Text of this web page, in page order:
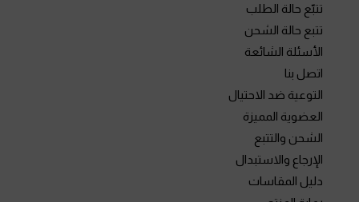
تتبّع حالة الطلب
تتبع حالة الشحن
الأسئلة الشائعة
اتصل بنا
التوعية ضد الاحتيال
العضوية المميزة
الشحن والتتبع
الإرجاع والاستبدال
دليل المقاسات